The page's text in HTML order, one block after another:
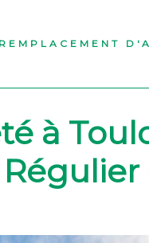
REMPLACEMENT
à